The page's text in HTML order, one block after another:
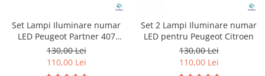
Set Lampi Iluminare numar
LED Peugeot Partner 407
Citroen C4
130,00 Lei
110,00 Lei
Set 2 Lampi Iluminare numar
LED pentru Peugeot Citroen
130,00 Lei
110,00 Lei